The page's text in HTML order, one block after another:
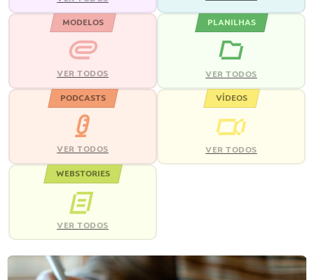
MODELOS
VER TODOS
PLANILHAS
VER TODOS
PODCASTS
VER TODOS
VÍDEOS
VER TODOS
WEBSTORIES
VER TODOS